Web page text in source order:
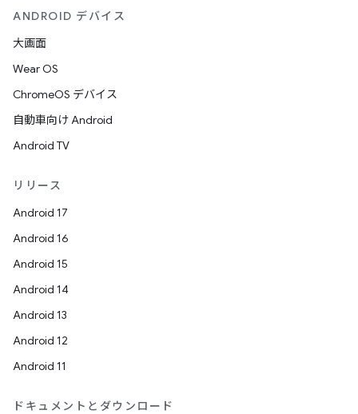
ANDROID デバイス
大画面
Wear OS
ChromeOS デバイス
自動車向け Android
Android TV
リリース
Android 17
Android 16
Android 15
Android 14
Android 13
Android 12
Android 11
ドキュメントとダウンロード